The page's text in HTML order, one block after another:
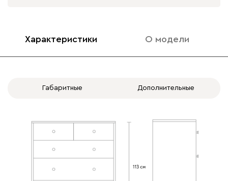
Характеристики О модели
Габаритные Дополнительные